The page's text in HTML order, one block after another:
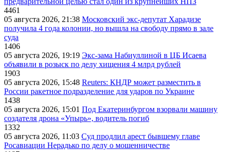
4461
05 августа 2026, 21:38 Московский экс-депутат Харадизе
получила 4 года колонии, но вышла на свободу прямо в зале
суда
1406
05 августа 2026, 19:19 Экс-зама Набиуллиной в ЦБ Исаева
объявили в розыск по делу хищения 4 млрд рублей
1903
05 августа 2026, 15:48 Reuters: КНДР может разместить в
России ракетное подразделение для ударов по Украине
1438
05 августа 2026, 15:01 Под Екатеринбургом взорвали машину
создателя дрона «Упырь», водитель погиб
1332
05 августа 2026, 11:03 Суд продлил арест бывшему главе
Росавиации Нерадько по делу о мошенничестве